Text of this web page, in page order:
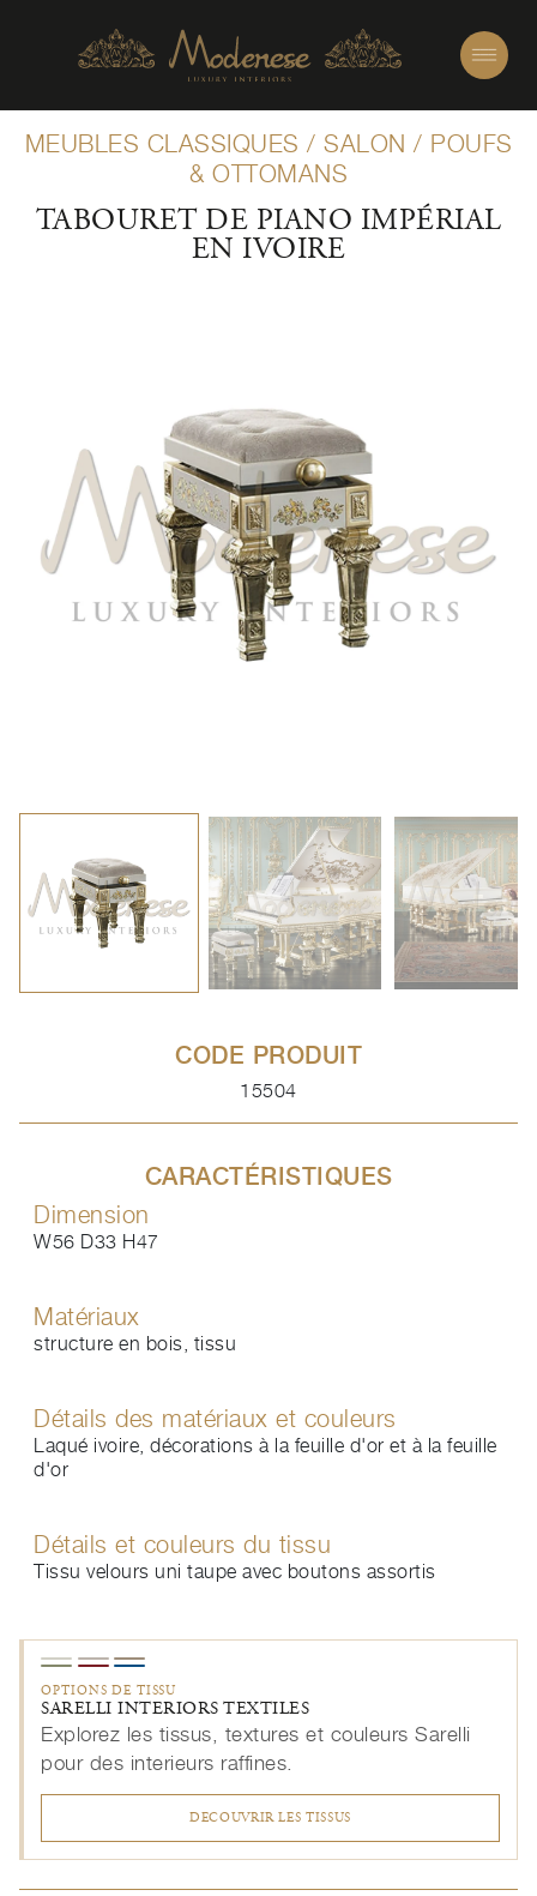
MEUBLES CLASSIQUES / SALON / POUFS
& OTTOMANS
TABOURET DE PIANO IMPÉRIAL
EN IVOIRE
CODE PRODUIT
15504
CARACTÉRISTIQUES
Dimension
W56 D33 H47
Matériaux
structure en bois, tissu
Détails des matériaux et couleurs
Laqué ivoire, décorations à la feuille d'or et à la feuille
d'or
Détails et couleurs du tissu
Tissu velours uni taupe avec boutons assortis
OPTIONS DE TISSU
SARELLI INTERIORS TEXTILES
Explorez les tissus, textures et couleurs Sarelli
pour des interieurs raffines.
DECOUVRIR LES TISSUS